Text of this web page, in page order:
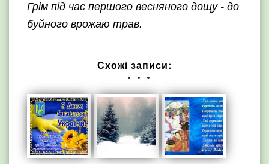
Грім під час першого весняного дощу - до
буйного врожаю трав.
Схожі записи: